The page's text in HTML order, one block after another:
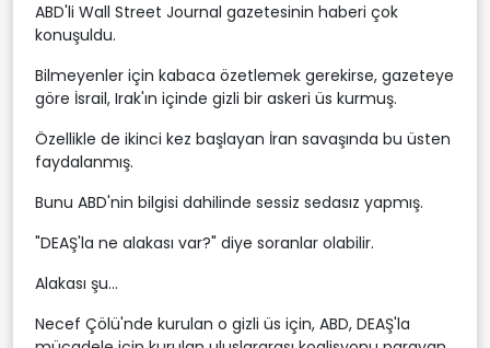
ABD'li Wall Street Journal gazetesinin haberi çok
konuşuldu.
Bilmeyenler için kabaca özetlemek gerekirse, gazeteye
göre İsrail, Irak'ın içinde gizli bir askeri üs kurmuş.
Özellikle de ikinci kez başlayan İran savaşında bu üsten
faydalanmış.
Bunu ABD'nin bilgisi dahilinde sessiz sedasız yapmış.
"DEAŞ'la ne alakası var?" diye soranlar olabilir.
Alakası şu...
Necef Çölü'nde kurulan o gizli üs için, ABD, DEAŞ'la